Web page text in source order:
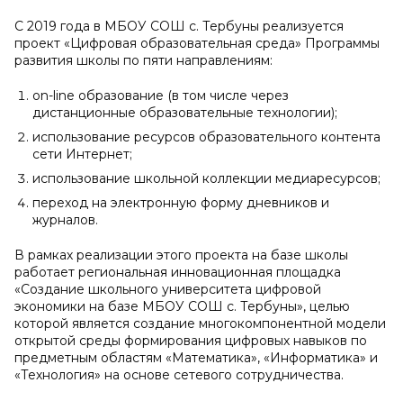
С 2019 года в МБОУ СОШ с. Тербуны реализуется
проект «Цифровая образовательная среда» Программы
развития школы по пяти направлениям:
оn-line образование (в том числе через
дистанционные образовательные технологии);
использование ресурсов образовательного контента
сети Интернет;
использование школьной коллекции медиаресурсов;
переход на электронную форму дневников и
журналов.
В рамках реализации этого проекта на базе школы
работает региональная инновационная площадка
«Создание школьного университета цифровой
экономики на базе МБОУ СОШ с. Тербуны», целью
которой является создание многокомпонентной модели
открытой среды формирования цифровых навыков по
предметным областям «Математика», «Информатика» и
«Технология» на основе сетевого сотрудничества.